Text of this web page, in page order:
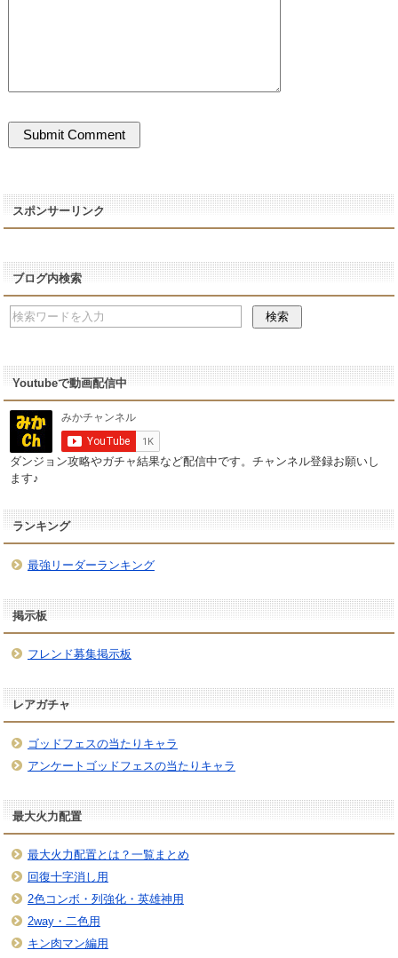
スポンサーリンク
ブログ内検索
Youtubeで動画配信中
ダンジョン攻略やガチャ結果など配信中です。チャンネル登録お願いし
ます♪
ランキング
最強リーダーランキング
掲示板
フレンド募集掲示板
レアガチャ
ゴッドフェスの当たりキャラ
アンケートゴッドフェスの当たりキャラ
最大火力配置
最大火力配置とは？一覧まとめ
回復十字消し用
2色コンボ・列強化・英雄神用
2way・二色用
キン肉マン編用